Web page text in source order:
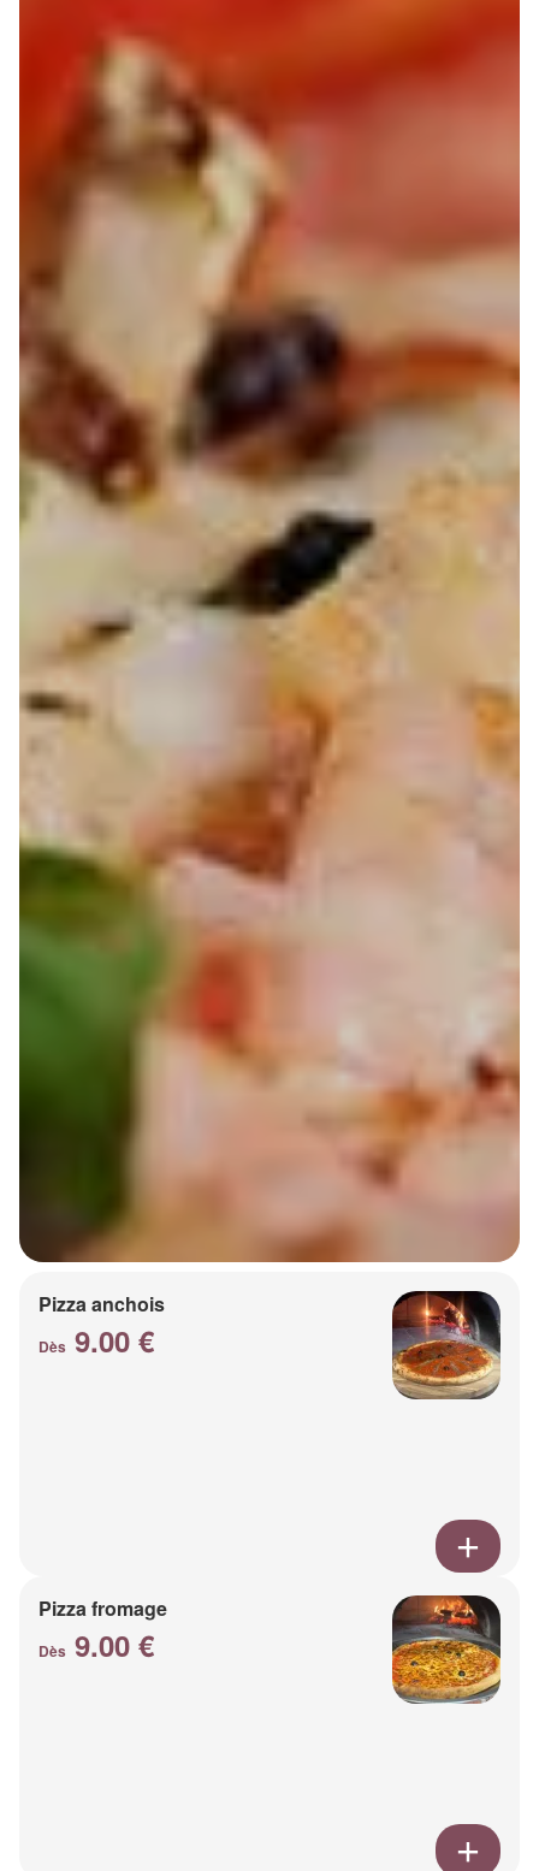
Pizza anchois
Dès 9.00 €
Pizza fromage
Dès 9.00 €